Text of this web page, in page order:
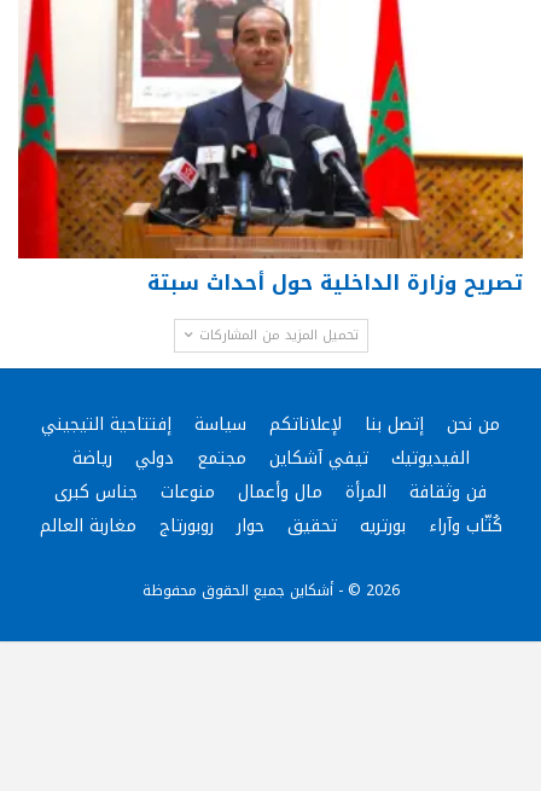
تصريح وزارة الداخلية حول أحداث سبتة
تحميل المزيد من المشاركات
من نحن إتصل بنا لإعلاناتكم سياسة
إفتتاحية التيجيني
الفيديوتيك
تيفي آشكاين مجتمع دولي
رياضة
فن وثقافة
المرأة مال وأعمال منوعات
جناس كبرى
كُتّاب وآراء
بورتريه تحقيق حوار روبورتاج مغاربة العالم
2026 © - أشكاين جميع الحقوق محفوظة